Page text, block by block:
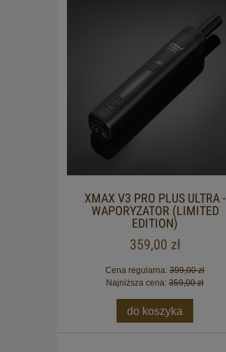
XMAX V3 PRO PLUS ULTRA -
WAPORYZATOR (LIMITED
EDITION)
359,00 zł
Cena regularna: 399,00 zł
Najniższa cena: 359,00 zł
do koszyka